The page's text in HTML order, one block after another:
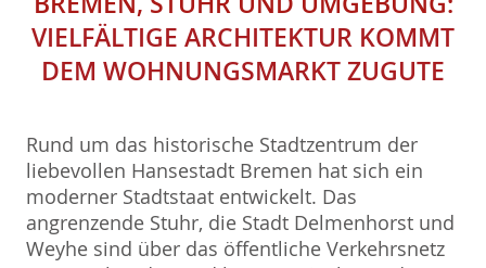
VIELFÄLTIGE ARCHITEKTUR KOMMT
DEM WOHNUNGSMARKT ZUGUTE
Rund um das historische Stadtzentrum der
liebevollen Hansestadt Bremen hat sich ein
moderner Stadtstaat entwickelt. Das
angrenzende Stuhr, die Stadt Delmenhorst und
Weyhe sind über das öffentliche Verkehrsnetz